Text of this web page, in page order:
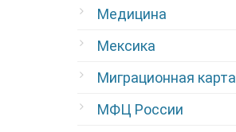
Медицина
Мексика
Миграционная карта
МФЦ России